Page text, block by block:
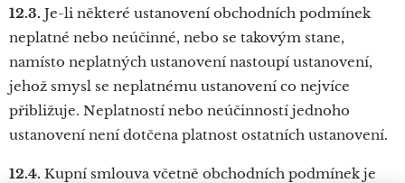
12.3. Je-li některé ustanovení obchodních podmínek
neplatné nebo neúčinné, nebo se takovým stane,
namísto neplatných ustanovení nastoupí ustanovení,
jehož smysl se neplatnému ustanovení co nejvíce
přibližuje. Neplatností nebo neúčinností jednoho
ustanovení není dotčena platnost ostatních ustanovení.
12.4. Kupní smlouva včetně obchodních podmínek je